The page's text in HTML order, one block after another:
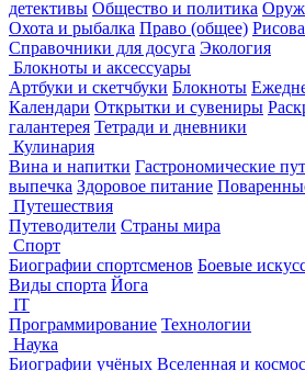
детективы Общество и политика
Охота и рыбалка Право (общее)
Справочники для досуга Экология
Блокноты и аксессуары
Артбуки и скетчбуки Блокноты
Календари Открытки и сувениры
галантерея Тетради и дневники
Кулинария
Вина и напитки Гастрономические
выпечка Здоровое питание
Путешествия
Путеводители Страны мира
Спорт
Биографии спортсменов Боевые
Виды спорта Йога
IT
Программирование Технологии
Наука
Биографии учёных Вселенная и космос